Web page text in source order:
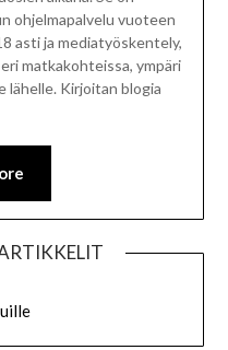
ohjelmapalvelu vuoteen
asti ja mediatyöskentely,
matkakohteissa, ympäri
lähelle. Kirjoitan blogia